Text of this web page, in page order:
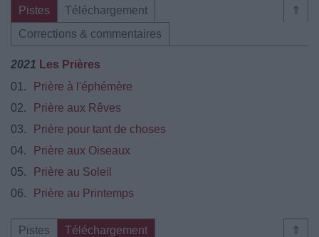
⇑
Pistes
Téléchargement
Corrections & commentaires
2021 Les Prières
01.
Prière à l'éphémère
02.
Prière aux Rêves
03.
Prière pour tant de choses
04.
Prière aux Oiseaux
05.
Prière au Soleil
06.
Prière au Printemps
⇑
Pistes
Téléchargement